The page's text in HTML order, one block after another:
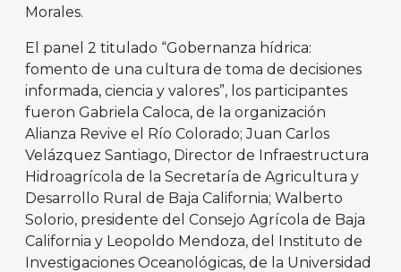
Morales.
El panel 2 titulado “Gobernanza hídrica:
fomento de una cultura de toma de decisiones
informada, ciencia y valores”, los participantes
fueron Gabriela Caloca, de la organización
Alianza Revive el Río Colorado; Juan Carlos
Velázquez Santiago, Director de Infraestructura
Hidroagrícola de la Secretaría de Agricultura y
Desarrollo Rural de Baja California; Walberto
Solorio, presidente del Consejo Agrícola de Baja
California y Leopoldo Mendoza, del Instituto de
Investigaciones Oceanológicas, de la Universidad